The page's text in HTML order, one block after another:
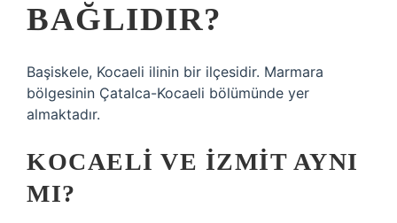
BAĞLIDIR?
Başiskele, Kocaeli ilinin bir ilçesidir. Marmara
bölgesinin Çatalca-Kocaeli bölümünde yer
almaktadır.
KOCAELI VE İZMIT AYNI
MI?